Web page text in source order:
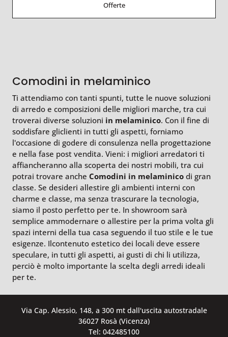
Offerte
Comodini in melaminico
Ti attendiamo con tanti spunti, tutte le nuove soluzioni
di arredo e composizioni delle migliori marche, tra cui
troverai diverse soluzioni in melaminico. Con il fine di
soddisfare gliclienti in tutti gli aspetti, forniamo
l'occasione di godere di consulenza nella progettazione
e nella fase post vendita. Vieni: i migliori arredatori ti
affiancheranno alla scoperta dei nostri mobili, tra cui
potrai trovare anche Comodini in melaminico di gran
classe. Se desideri allestire gli ambienti interni con
charme e classe, ma senza trascurare la tecnologia,
siamo il posto perfetto per te. In showroom sarà
semplice ammodernare o allestire per la prima volta gli
spazi interni della tua casa seguendo il tuo stile e le tue
esigenze. Ilcontenuto estetico dei locali deve essere
speculare, in tutti gli aspetti, ai gusti di chi li utilizza,
perciò è molto importante la scelta degli arredi ideali
per te.
Via Cap. Alessio, 148, a 300 mt dall'uscita autostradale
36027 Rosà (Vicenza)
Tel: 042485100